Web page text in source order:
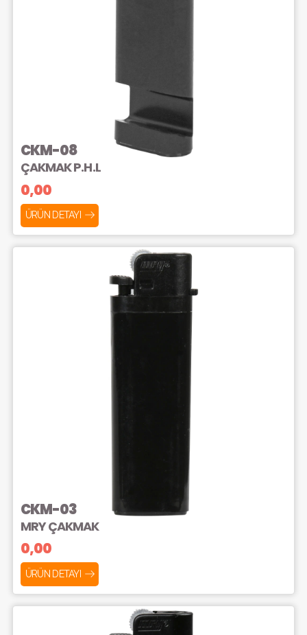
CKM-08
ÇAKMAK P.H.L
0,00
ÜRÜN DETAYI
CKM-03
MRY ÇAKMAK
0,00
ÜRÜN DETAYI